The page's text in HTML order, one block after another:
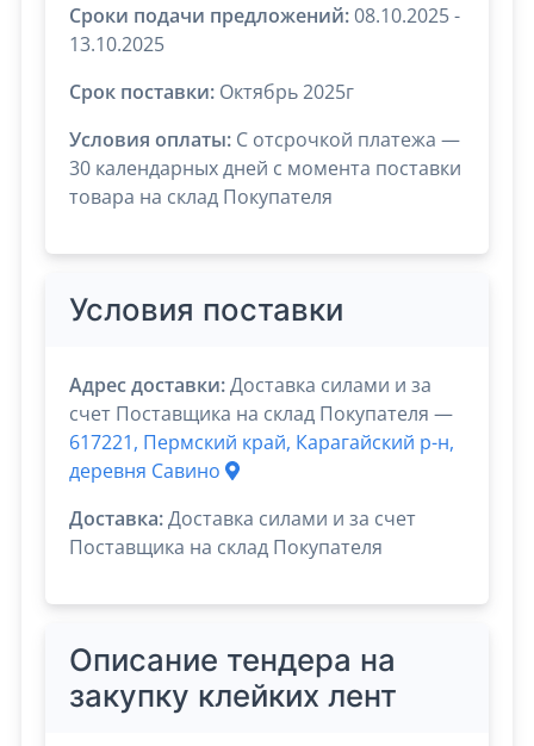
Сроки подачи предложений:08.10.2025 -
13.10.2025
Срок поставки: Октябрь 2025г
Условия оплаты: C отсрочкой платежа —
30 календарных дней с момента поставки
товара на склад Покупателя
Условия поставки
Адрес доставки:Доставка силами и за
счет Поставщика на склад Покупателя —
617221, Пермский край, Карагайский р-н,
деревня Савино
Доставка:Доставка силами и за счет
Поставщика на склад Покупателя
Описание тендера на
закупку клейких лент